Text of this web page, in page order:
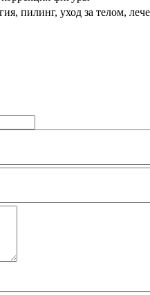
пилинг, уход за телом,